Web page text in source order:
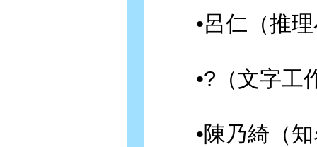
•呂仁（推
•?（文字工作
•陳乃綺（知